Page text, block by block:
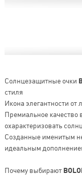
Солнцезащитные очки
стиля
Икона элегантности от
Премиальное качество
охарактеризовать
Созданные именитым
идеальным
Почему выбирают